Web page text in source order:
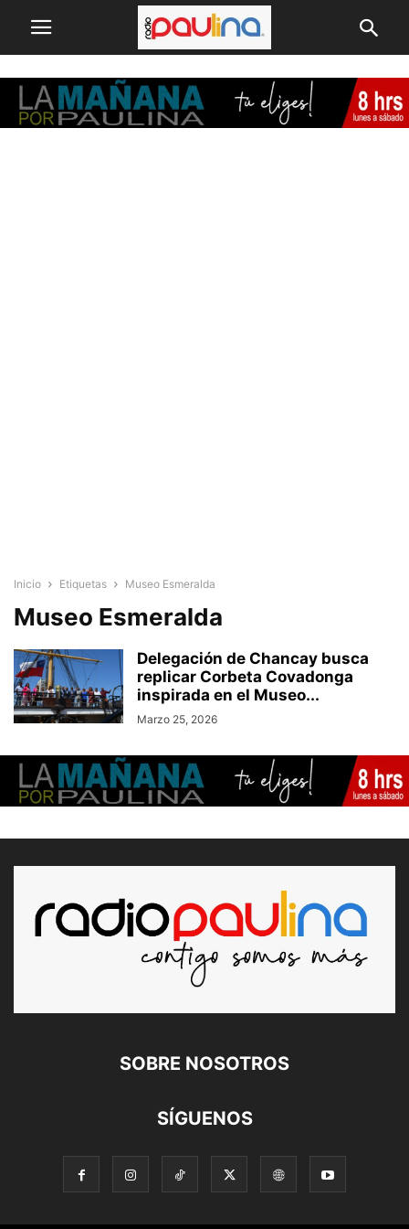
Inicio Etiquetas Museo Esmeralda
Museo Esmeralda
Delegación de Chancay busca
replicar Corbeta Covadonga
inspirada en el Museo...
Marzo 25, 2026
SOBRE NOSOTROS
SÍGUENOS